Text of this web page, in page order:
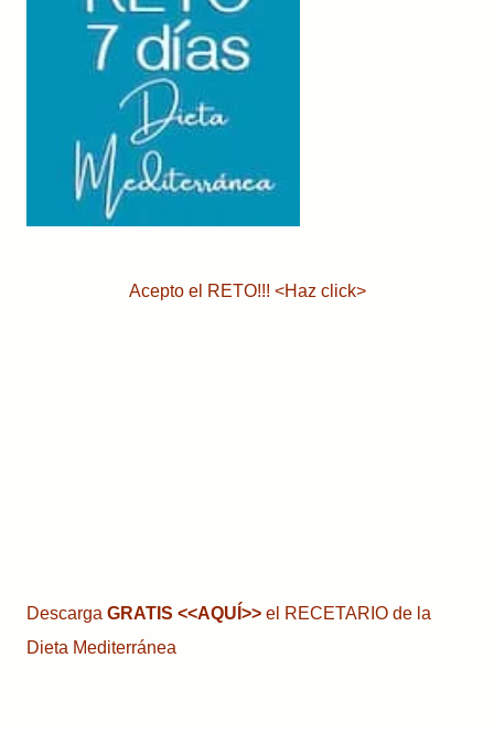
Acepto el RETO!!! <Haz click>
Descarga GRATIS <<AQUÍ>>el RECETARIO de la
Dieta Mediterránea